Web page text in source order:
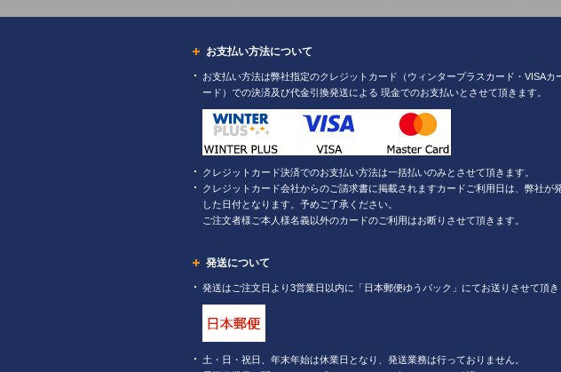
お支払い方法について
お支払い方法は弊社指定のクレジットカード（ウィンタープラスカード・VISAカ
ード）での決済及び代金引換発送による 現金でのお支払いとさせて頂きます。
クレジットカード決済でのお支払い方法は一括払いのみとさせて頂きます。
クレジットカード会社からのご請求書に掲載されますカードご利用日は、弊社が
した日付となります。予めご了承ください。
ご注文者様ご本人様名義以外のカードのご利用はお断りさせて頂きます。
発送について
発送はご注文日より3営業日以内に「日本郵便ゆうパック」にてお送りさせて頂き
土・日・祝日、年末年始は休業日となり、発送業務は行っておりません。